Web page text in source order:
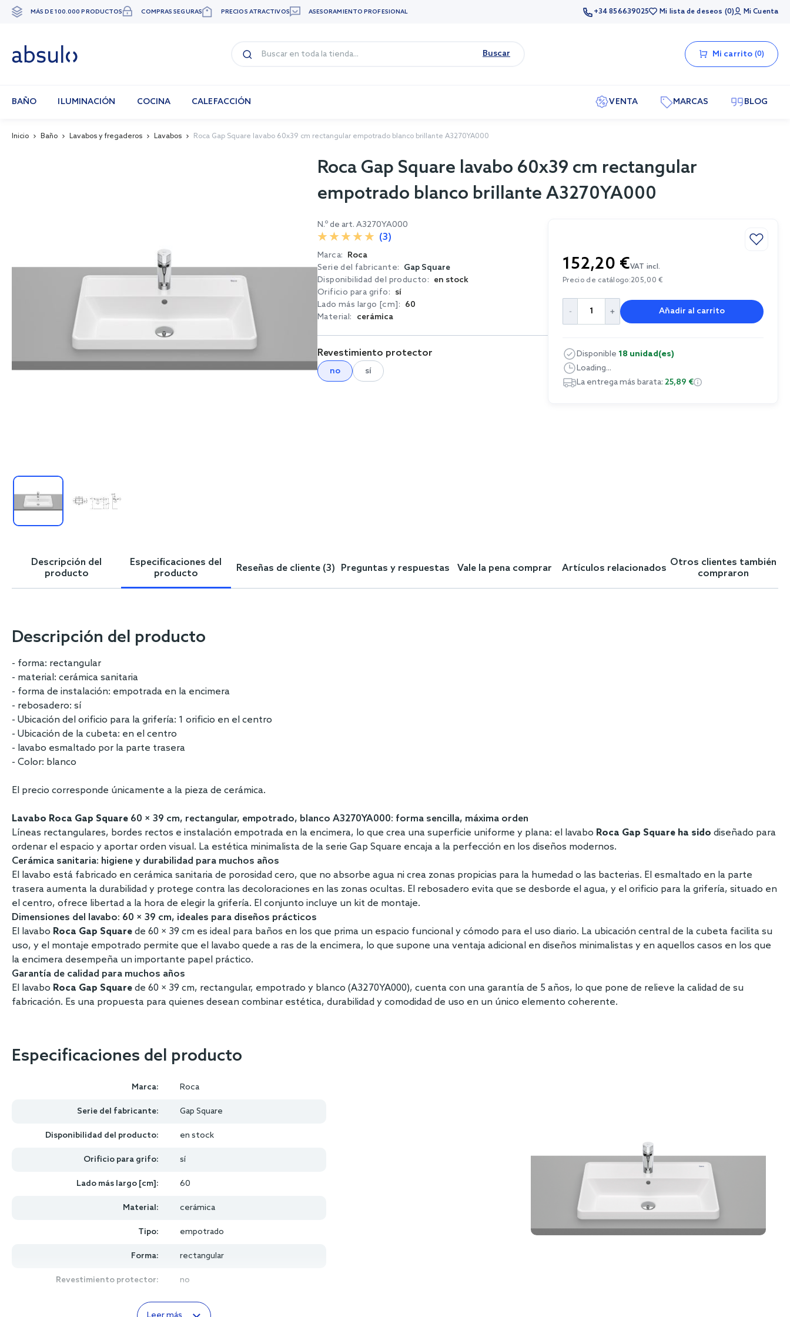
Ir
MÁS DE 100.000 PRODUCTOS COMPRAS SEGURAS PRECIOS ATRACTIVOS ASESORAMIENTO PROFESIONAL +34 856639025 Mi lista de deseos 0 Mi Cuenta
Buscar Mi carrito 0
BAÑO ILUMINACIÓN COCINA CALEFACCIÓN VENTA MARCAS BLOG
Inicio Baño Lavabos y fregaderos Lavabos Roca Gap Square lavabo 60x39 cm rectangular empotrado blanco brillante A3270YA000
beginning
Roca Gap Square lavabo 60x39 cm rectangular
empotrado blanco brillante A3270YA000
N.º de art. A3270YA000
(3)
Marca: Roca
Serie del fabricante: Gap Square
Disponibilidad del producto: en stock
Orificio para grifo: sí
Lado más largo [cm]: 60
Material:
cerámica
Revestimiento protector
no sí
152,20 €VAT incl.
Precio de catálogo:205,00 €
Añadir al carrito
Disponible 18 unidad(es)
Loading...
La entrega más barata: 25,89 €
Descripción del
producto
Especificaciones del
producto
Reseñas de cliente (3) Preguntas y respuestas Vale la pena comprar Artículos relacionados Otros clientes también
compraron
Descripción del producto
- forma: rectangular
- material: cerámica sanitaria
- forma de instalación: empotrada en la encimera
- rebosadero: sí
- Ubicación del orificio para la grifería: 1 orificio en el centro
- Ubicación de la cubeta: en el centro
- lavabo esmaltado por la parte trasera
- Color: blanco
El precio corresponde únicamente a la pieza de cerámica.
Lavabo Roca Gap Square 60 × 39 cm, rectangular, empotrado, blanco A3270YA000: forma sencilla, máxima orden
Líneas rectangulares, bordes rectos e instalación empotrada en la encimera, lo que crea una superficie uniforme y plana: el lavabo Roca Gap Square ha sido diseñado para
ordenar el espacio y aportar orden visual. La estética minimalista de la serie Gap Square encaja a la perfección en los diseños modernos.
Cerámica sanitaria: higiene y durabilidad para muchos años
El lavabo está fabricado en cerámica sanitaria de porosidad cero, que no absorbe agua ni crea zonas propicias para la humedad o las bacterias. El esmaltado en la parte
trasera aumenta la durabilidad y protege contra las decoloraciones en las zonas ocultas. El rebosadero evita que se desborde el agua, y el orificio para la grifería, situado en
el centro, ofrece libertad a la hora de elegir la grifería. El conjunto incluye un kit de montaje.
Dimensiones del lavabo: 60 × 39 cm, ideales para diseños prácticos
El lavabo Roca Gap Square de 60 × 39 cm es ideal para baños en los que prima un espacio funcional y cómodo para el uso diario. La ubicación central de la cubeta facilita su
uso, y el montaje empotrado permite que el lavabo quede a ras de la encimera, lo que supone una ventaja adicional en diseños minimalistas y en aquellos casos en los que
la encimera desempeña un importante papel práctico.
Garantía de calidad para muchos años
El lavabo Roca Gap Square de 60 × 39 cm, rectangular, empotrado y blanco (A3270YA000), cuenta con una garantía de 5 años, lo que pone de relieve la calidad de su
fabricación. Es una propuesta para quienes desean combinar estética, durabilidad y comodidad de uso en un único elemento coherente.
Especificaciones del producto
Marca: Roca
Serie del fabricante: Gap Square
Disponibilidad del producto: en stock
Orificio para grifo: sí
Lado más largo [cm]: 60
Material: cerámica
Tipo: empotrado
Forma: rectangular
Revestimiento protector: no